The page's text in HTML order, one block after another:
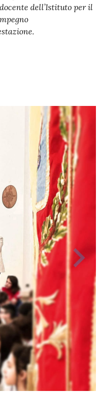
dell’Istituto per il